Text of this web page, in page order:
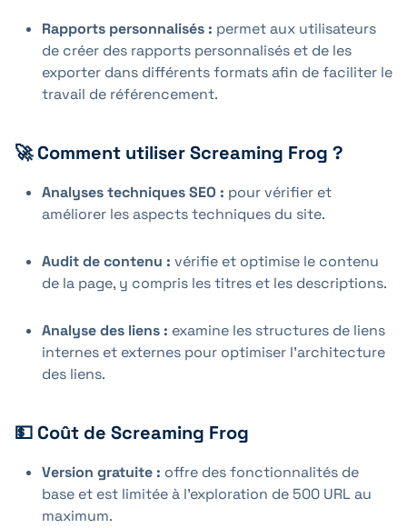
Rapports personnalisés : permet aux utilisateurs
de créer des rapports personnalisés et de les
exporter dans différents formats afin de faciliter le
travail de référencement.
🚀 Comment utiliser Screaming Frog ?
Analyses techniques SEO : pour vérifier et
améliorer les aspects techniques du site.
Audit de contenu : vérifie et optimise le contenu
de la page, y compris les titres et les descriptions.
Analyse des liens : examine les structures de liens
internes et externes pour optimiser l'architecture
des liens.
💵 Coût de Screaming Frog
Version gratuite : offre des fonctionnalités de
base et est limitée à l'exploration de 500 URL au
maximum.